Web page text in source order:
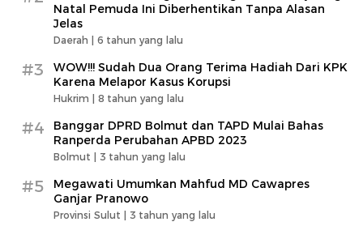
Natal Pemuda Ini Diberhentikan Tanpa Alasan
Jelas
Daerah | 6 tahun yang lalu
#3
WOW!!! Sudah Dua Orang Terima Hadiah Dari KPK
Karena Melapor Kasus Korupsi
Hukrim | 8 tahun yang lalu
#4
Banggar DPRD Bolmut dan TAPD Mulai Bahas
Ranperda Perubahan APBD 2023
Bolmut | 3 tahun yang lalu
#5
Megawati Umumkan Mahfud MD Cawapres
Ganjar Pranowo
Provinsi Sulut | 3 tahun yang lalu